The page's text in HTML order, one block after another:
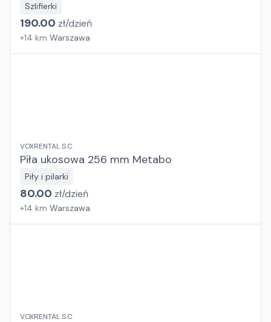
Szlifierki
190.00 zł/dzień
+14 km Warszawa
VOXRENTAL S.C
Piła ukosowa 256 mm Metabo
Piły i pilarki
80.00 zł/dzień
+14 km Warszawa
VOXRENTAL S.C